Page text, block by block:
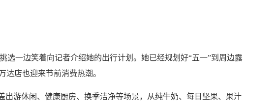
一边笑着向记者介绍她的出行计划。她已经规划好“五一”到周边露
达店也迎来节前消费热潮。
游休闲、健康厨房、换季洁净等场景，从纯牛奶、每日坚果、果汁